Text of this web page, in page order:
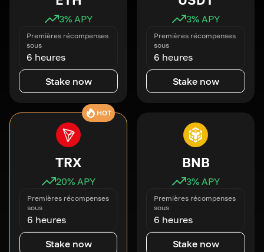
3% APY
Premières récompenses
sous
6 heures
Stake now
3% APY
Premières récompenses
sous
6 heures
Stake now
HOT
TRX
20% APY
Premières récompenses
sous
6 heures
Stake now
BNB
3% APY
Premières récompenses
sous
6 heures
Stake now